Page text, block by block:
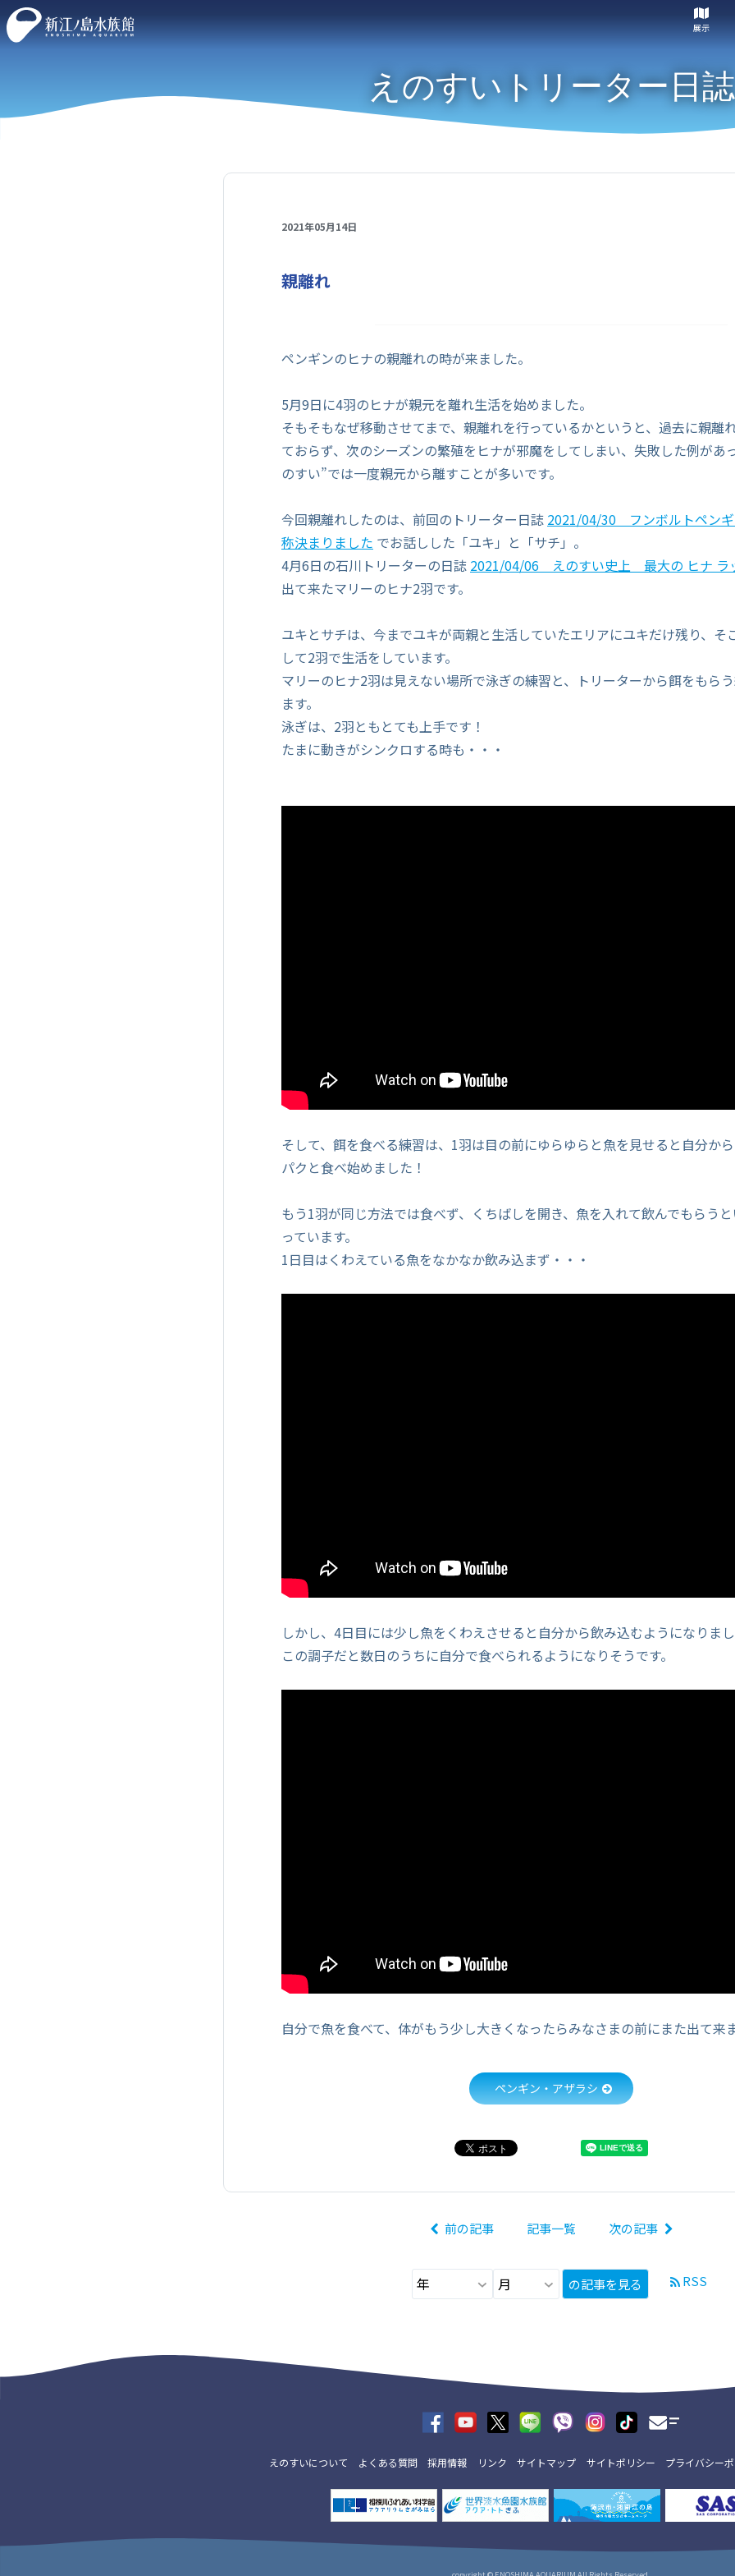
展示
えのすいトリーター日誌
2021年05月14日
親離れ
ペンギンのヒナの親離れの時が来ました。
5月9日に4羽のヒナが親元を離れ生活を始めました。
そもそもなぜ移動させてまで、親離れを行っているかというと、過去に親離
ておらず、次のシーズンの繁殖をヒナが邪魔をしてしまい、失敗した例があ
のすい”では一度親元から離すことが多いです。
今回親離れしたのは、前回のトリーター日誌 2021/04/30 フンボルトペン
称決まりました でお話しした「ユキ」と「サチ」。
4月6日の石川トリーターの日誌 2021/04/06 えのすい史上 最大の ヒナ ラ
出て来たマリーのヒナ2羽です。
ユキとサチは、今までユキが両親と生活していたエリアにユキだけ残り、そ
して2羽で生活をしています。
マリーのヒナ2羽は見えない場所で泳ぎの練習と、トリーターから餌をもら
ます。
泳ぎは、2羽ともとても上手です！
たまに動きがシンクロする時も・・・
そして、餌を食べる練習は、1羽は目の前にゆらゆらと魚を見せると自分か
パクと食べ始めました！
もう1羽が同じ方法では食べず、くちばしを開き、魚を入れて飲んでもらう
っています。
1日目はくわえている魚をなかなか飲み込まず・・・
しかし、4日目には少し魚をくわえさせると自分から飲み込むようになりま
この調子だと数日のうちに自分で食べられるようになりそうです。
自分で魚を食べて、体がもう少し大きくなったらみなさまの前にまた出て来
ペンギン・アザラシ
前の記事 記事一覧 次の記事
の記事を見る RSS
えのすいについて よくある質問 採用情報 リンク サイトマップ サイトポリシー プライバシー